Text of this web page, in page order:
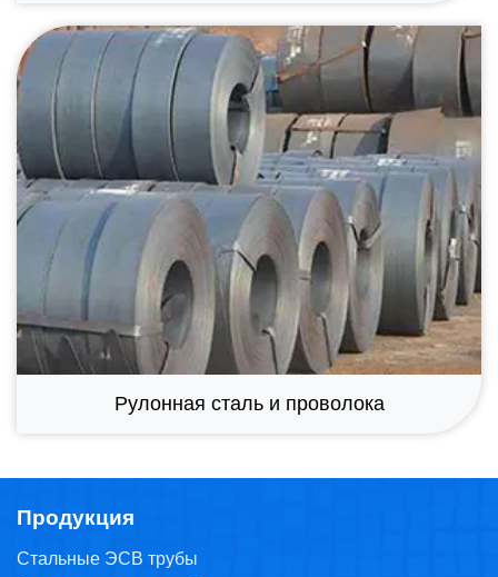
Рулонная сталь и проволока
Продукция
Стальные ЭСВ трубы